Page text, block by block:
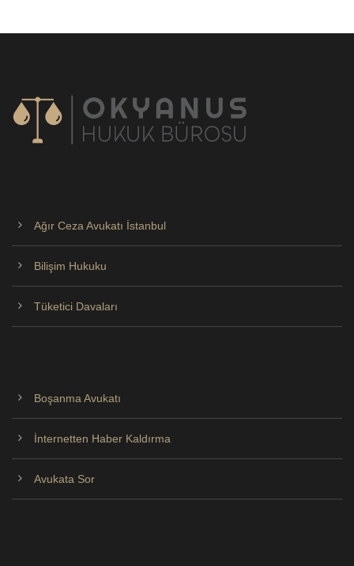
Ağır Ceza Avukatı İstanbul
Bilişim Hukuku
Tüketici Davaları
Boşanma Avukatı
İnternetten Haber Kaldırma
Avukata Sor